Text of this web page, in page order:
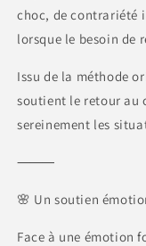
choc, de contrariété
lorsque le besoin de
Issu de la méthode
soutient le retour au
sereinement les
⸻
🌸 Un soutien
Face à une émotion